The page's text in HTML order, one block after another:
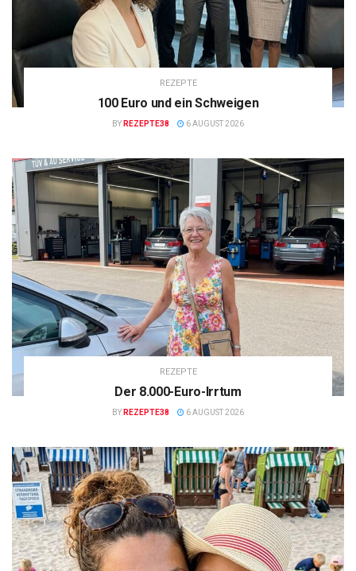
REZEPTE
100 Euro und ein Schweigen
BY REZEPTE38 6 AUGUST 2026
REZEPTE
Der 8.000-Euro-Irrtum
BY REZEPTE38 6 AUGUST 2026